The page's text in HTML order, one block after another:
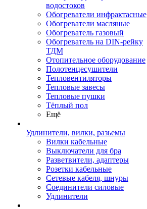
водостоков
Обогреватели инфрактасные
Обогреватели масляные
Обогреватель газовый
Обогреватель на DIN-рейку
ТДМ
Отопительное оборудование
Полотенцесушители
Тепловентиляторы
Тепловые завесы
Тепловые пушки
Тёплый пол
Ещё
Удлинители, вилки, разьемы
Вилки кабельные
Выключатели для бра
Разветвители, адаптеры
Розетки кабельные
Сетевые кабеля, шнуры
Соединители силовые
Удлинители